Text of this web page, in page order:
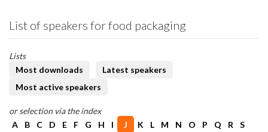
List of speakers for food packaging
Lists
Most downloads
Latest speakers
Most active speakers
or selection via the index
A
B C D E F G H I J K L M N O P Q R
S